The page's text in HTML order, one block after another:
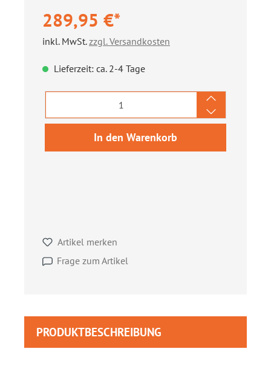
289,95 €*
inkl. MwSt.zzgl. Versandkosten
Lieferzeit: ca. 2-4 Tage
Produkt Anzahl: Gib den
In den Warenkorb
Artikel merken
Frage zum Artikel
PRODUKTBESCHREIBUNG